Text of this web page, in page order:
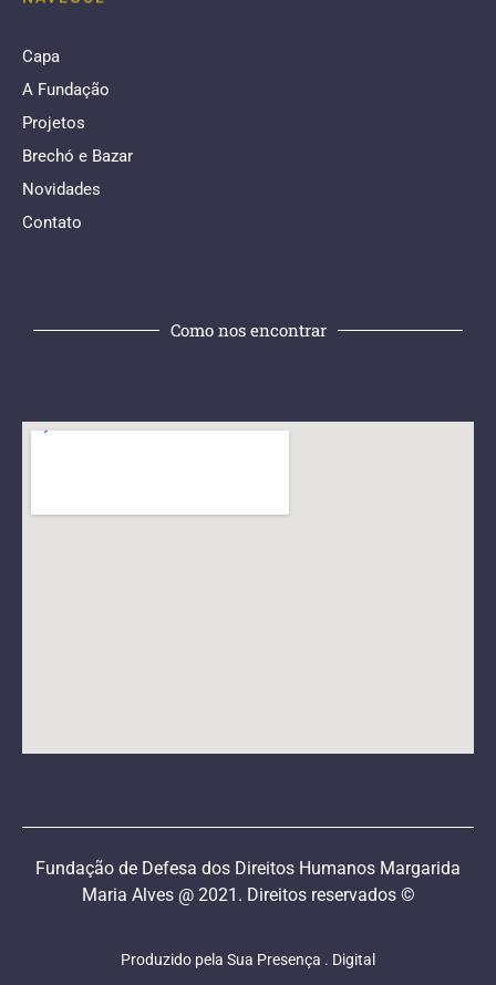
Capa
A Fundação
Projetos
Brechó e Bazar
Novidades
Contato
Como nos encontrar
Fundação de Defesa dos Direitos Humanos Margarida
Maria Alves @ 2021. Direitos reservados ©
Produzido pela Sua Presença . Digital